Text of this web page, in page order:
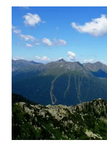
culturale e dalla sua
necessità di riconciliare
sostenibile porta anche
turismo. A […]